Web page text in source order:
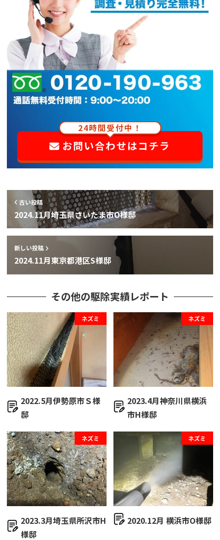
24時間受付中！
お問い合わせはコチラ
古い投稿
2024.11月埼玉県さいたま市O様邸
新しい投稿
2024.11月東京都港区S様邸
その他の駆除実績レポート
ネズミ
2022.5月伊勢原市Ｓ様
邸
ネズミ
2023.4月神奈川県横浜
市H様邸
ネズミ
2023.3月埼玉県所沢市H
様邸
ネズミ
2020.12月 横浜市O様邸